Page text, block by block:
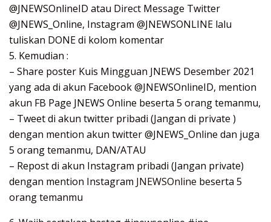
@JNEWSOnlineID atau Direct Message Twitter
@JNEWS_Online, Instagram @JNEWSONLINE lalu
tuliskan DONE di kolom komentar
5. Kemudian :
– Share poster Kuis Mingguan JNEWS Desember 2021
yang ada di akun Facebook @JNEWSOnlineID, mention
akun FB Page JNEWS Online beserta 5 orang temanmu,
– Tweet di akun twitter pribadi (Jangan di private )
dengan mention akun twitter @JNEWS_Online dan juga
5 orang temanmu, DAN/ATAU
– Repost di akun Instagram pribadi (Jangan private)
dengan mention Instagram JNEWSOnline beserta 5
orang temanmu